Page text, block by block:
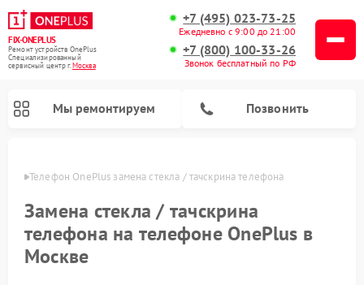
FIX-ONEPLUS
Ремонт устройств OnePlus
Специализированный
cервисный центр г.Москва
+7 (495) 023-73-25
Ежедневно с 9:00 до 21:00
+7 (800) 100-33-26
Звонок бесплатный по РФ
Мы ремонтируем Позвонить
Телефон OnePlus замена стекла / тачскрина телефона
Замена стекла / тачскрина
телефона на телефоне OnePlus в
Москве